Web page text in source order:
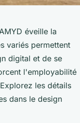
éveille la
variés permettent
digital et de se
l'employabilité
les détails
dans le design